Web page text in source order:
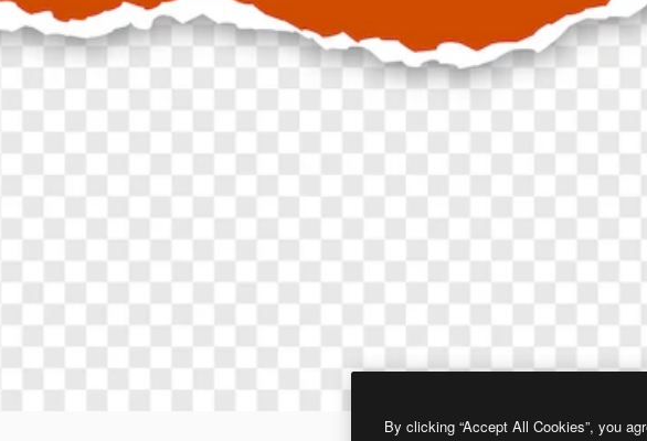
By clicking “Accept All Cookies”, you